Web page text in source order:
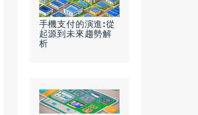
手機支付的演進:從
起源到未來趨勢解
析